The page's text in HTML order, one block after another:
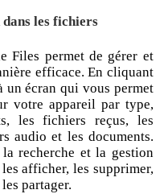
les fichiers
Files permet de gérer et
efficace. En cliquant
un écran qui vous permet
votre appareil par type,
les fichiers reçus, les
audio et les documents.
recherche et la gestion
afficher, les supprimer,
partager.